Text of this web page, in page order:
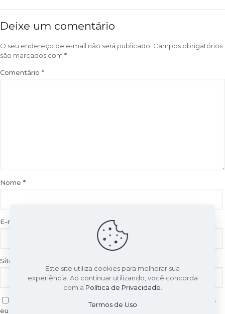
Deixe um comentário
O seu endereço de e-mail não será publicado. Campos obrigatórios
são marcados com *
Comentário *
Nome *
E-mail
Site
Salvar meus dados neste navegador para a próxima vez que
eu comentar.
Este site utiliza cookies para melhorar sua
experiência. Ao continuar utilizando, você concorda
com a Política de Privacidade
Termos de Uso